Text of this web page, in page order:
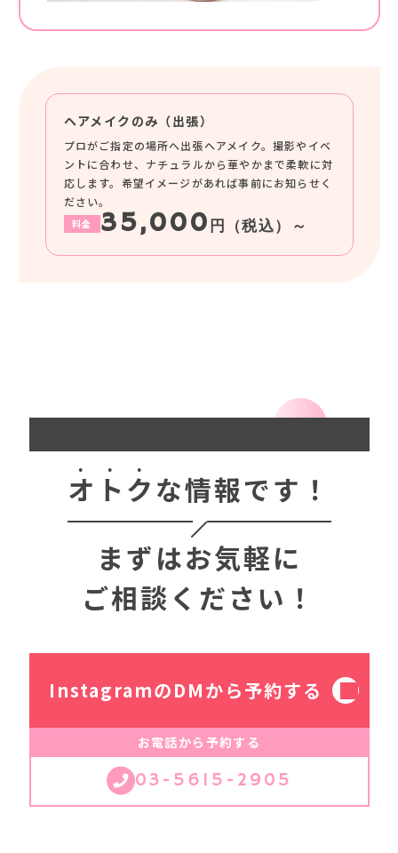
ヘアメイクのみ（出張）
プロがご指定の場所へ出張ヘアメイク。撮影やイベ
ントに合わせ、ナチュラルから華やかまで柔軟に対
応します。希望イメージがあれば事前にお知らせく
ださい。
料金 35,000 円（税込）～
オ トクな情報です！
まずはお気軽に
ご相談ください！
InstagramのDMから予約する
お電話から予約する
03-5615-2905